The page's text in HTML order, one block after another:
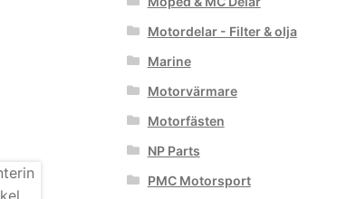
Motordelar - Filter & olja
Marine
Motorvärmare
Motorfästen
NP Parts
PMC Motorsport